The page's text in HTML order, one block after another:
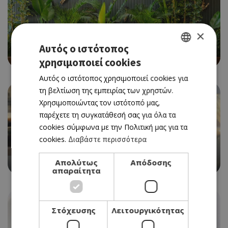
CAFE RESTAURANT
BEAN BAR 360
CAFFÈ NERO
ENGLISH
×
Αυτός ο ιστότοπος
χρησιμοποιεί cookies
Αυτός ο ιστότοπος χρησιμοποιεί cookies για
τη βελτίωση της εμπειρίας των χρηστών.
Χρησιμοποιώντας τον ιστότοπό μας,
παρέχετε τη συγκατάθεσή σας για όλα τα
cookies σύμφωνα με την Πολιτική μας για τα
cookies. Διαβάστε περισσότερα
Απολύτως
απαραίτητα
Απόδοσης
Στόχευσης Λειτουργικότητας